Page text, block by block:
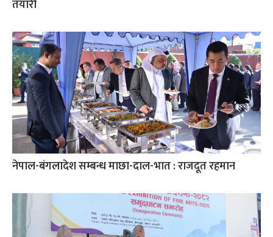
तयारी
नेपाल-बंगलादेश सम्बन्ध माछा-दाल-भात : राजदूत रहमान